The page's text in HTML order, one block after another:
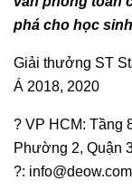
phá cho học
Giải thưởng ST
Á 2018, 2020
? VP HCM: Tầng
Phường 2, Quận
?: